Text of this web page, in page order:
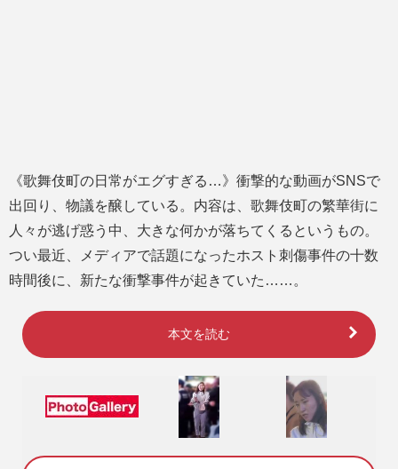
《歌舞伎町の日常がエグすぎる…》衝撃的な動画がSNSで
出回り、物議を醸している。内容は、歌舞伎町の繁華街に
人々が逃げ惑う中、大きな何かが落ちてくるというもの。
つい最近、メディアで話題になったホスト刺傷事件の十数
時間後に、新たな衝撃事件が起きていた……。
本文を読む